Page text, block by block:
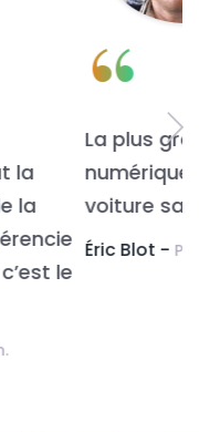
transformation
la roue de la
CXP, juin 2016).